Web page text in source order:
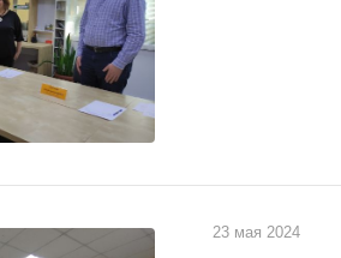
23 мая 2024